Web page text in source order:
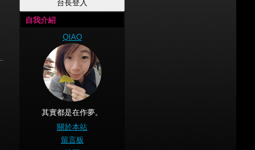
自我介紹
QIAO
其實都是在作夢。
關於本站
留言板